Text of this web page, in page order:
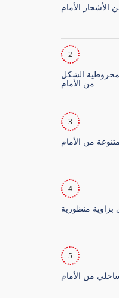
2
الشكل
من الأمام
3
4
منظورية
5
من الأمام